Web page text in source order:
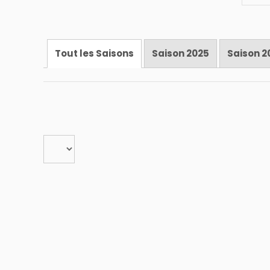
Tout les Saisons Saison 2025 Saison